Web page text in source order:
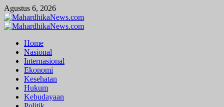
Skip
to
content
Agustus 6, 2026
Primary
Home
Nasional
Internasional
Ekonomi
Kesehatan
Hukum
Kebudayaan